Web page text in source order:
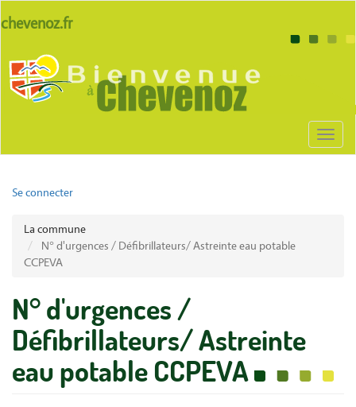
au
principal
lien
chevenoz
chevenoz.fr
Toggle
User
menu
Se connecter
La commune
N° d'urgences / Défibrillateurs/ Astreinte eau potable
CCPEVA
N° d'urgences /
Défibrillateurs/ Astreinte
eau potable CCPEVA